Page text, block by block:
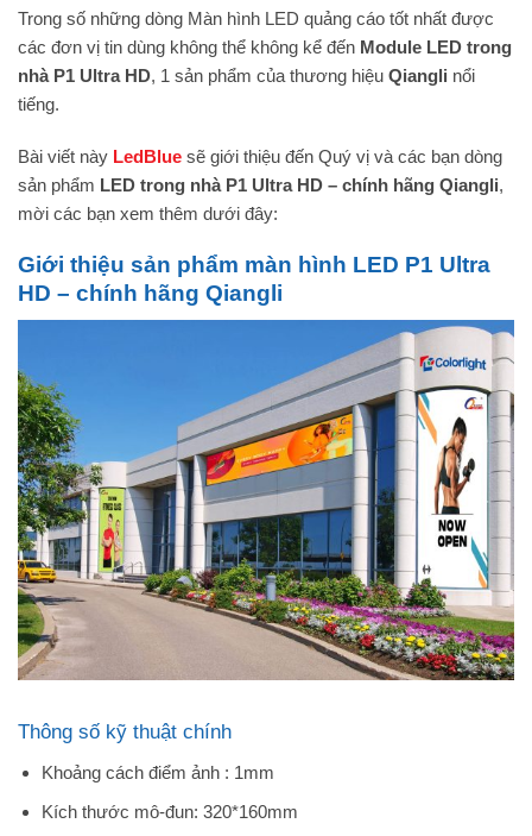
Trong số những dòng Màn hình LED quảng cáo tốt nhất được
các đơn vị tin dùng không thể không kể đến Module LED trong
nhà P1 Ultra HD, 1 sản phẩm của thương hiệu Qiangli nổi
tiếng.
Bài viết này LedBlue sẽ giới thiệu đến Quý vị và các bạn dòng
sản phẩm LED trong nhà P1 Ultra HD – chính hãng Qiangli,
mời các bạn xem thêm dưới đây:
Giới thiệu sản phẩm màn hình LED P1 Ultra
HD – chính hãng Qiangli
Thông số kỹ thuật chính
Khoảng cách điểm ảnh : 1mm
Kích thước mô-đun: 320*160mm